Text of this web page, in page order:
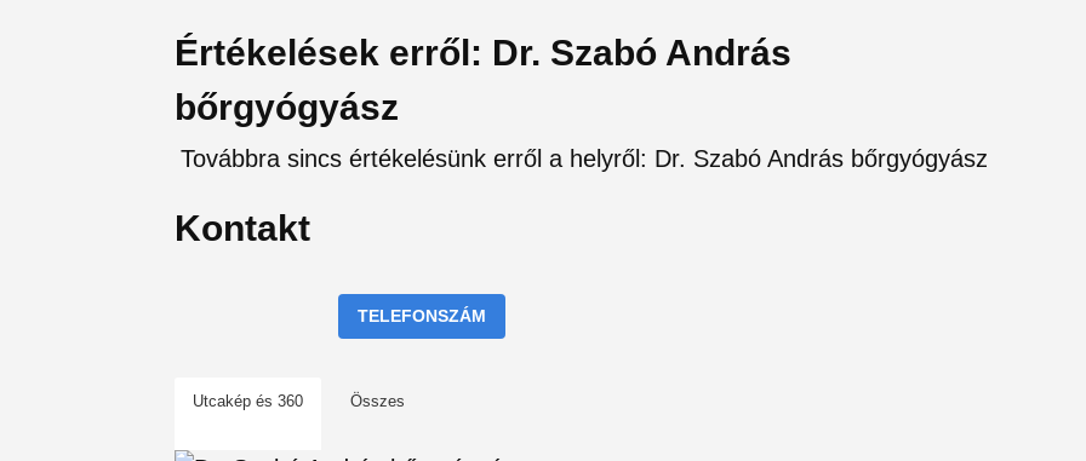
Értékelések erről: Dr. Szabó András
bőrgyógyász
Továbbra sincs értékelésünk erről a helyről: Dr. Szabó András bőrgyógyász
Kontakt
TELEFONSZÁM
Utcakép és 360 Összes